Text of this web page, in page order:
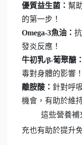
優質益生菌： 幫
的第一步！
Omega-3魚油：
發炎反應！
牛初乳/β-葡聚醣：
毒對身體的影響！
離胺酸： 針對呼
機會，有助於維
這些營養補
充也有助於提升